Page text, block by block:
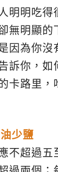
明明吃得
無明顯的
因為你沒
訴你，如
卡路里，
少鹽
不超過五